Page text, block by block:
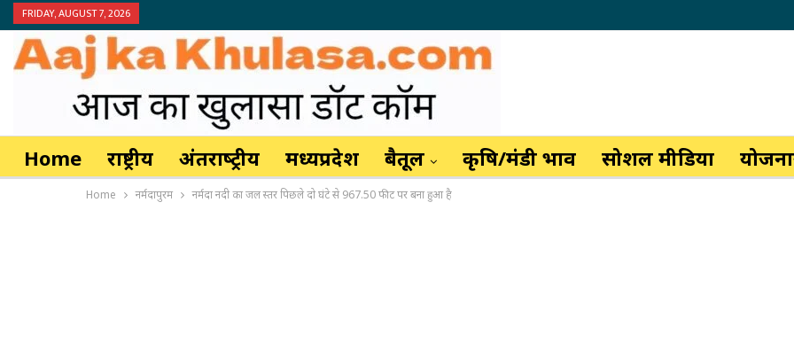
FRIDAY, AUGUST 7, 2026
Home राष्ट्रीय अंतर्राष्‍ट्रीय मध्यप्रदेश बैतूल कृषि/मंडी भाव सोशल मीडिया
Home नर्मदापुरम नर्मदा नदी का जल स्तर पिछले दो घंटे से 967.50 फीट पर बना हुआ है